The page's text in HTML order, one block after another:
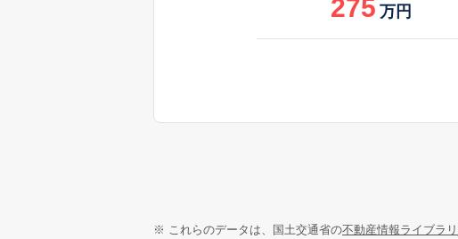
275 万円
※ これらのデータは、国土交通省の不動産情報ライブラリ